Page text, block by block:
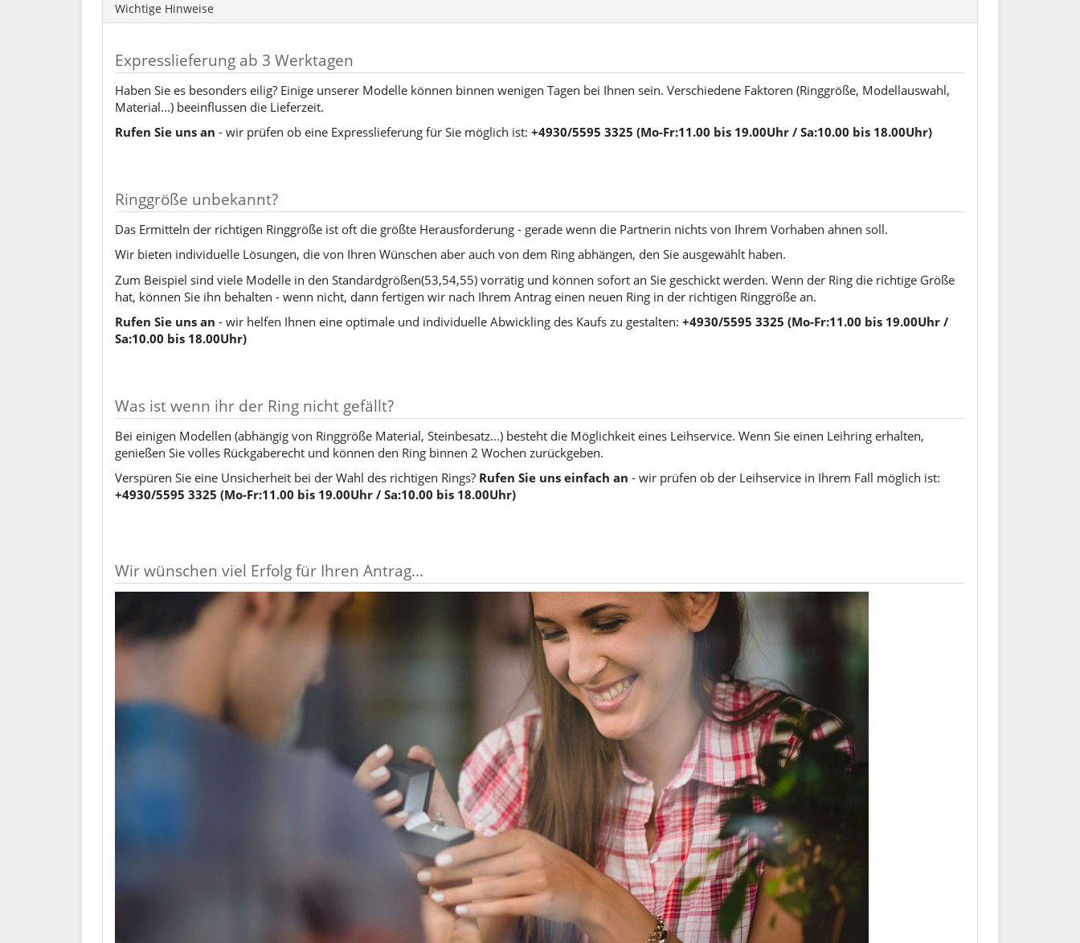
Wichtige Hinweise
Expresslieferung ab 3 Werktagen
Haben Sie es besonders eilig? Einige unserer Modelle können binnen wenigen Tagen bei Ihnen sein. Verschiedene Faktoren (Ringgröße, Modellauswahl,
Material...) beeinflussen die Lieferzeit.
Rufen Sie uns an - wir prüfen ob eine Expresslieferung für Sie möglich ist: +4930/5595 3325 (Mo-Fr:11.00 bis 19.00Uhr / Sa:10.00 bis 18.00Uhr)
Ringgröße unbekannt?
Das Ermitteln der richtigen Ringgröße ist oft die größte Herausforderung - gerade wenn die Partnerin nichts von Ihrem Vorhaben ahnen soll.
Wir bieten individuelle Lösungen, die von Ihren Wünschen aber auch von dem Ring abhängen, den Sie ausgewählt haben.
Zum Beispiel sind viele Modelle in den Standardgrößen(53,54,55) vorrätig und können sofort an Sie geschickt werden. Wenn der Ring die richtige Größe
hat, können Sie ihn behalten - wenn nicht, dann fertigen wir nach Ihrem Antrag einen neuen Ring in der richtigen Ringgröße an.
Rufen Sie uns an - wir helfen Ihnen eine optimale und individuelle Abwickling des Kaufs zu gestalten: +4930/5595 3325 (Mo-Fr:11.00 bis 19.00Uhr /
Sa:10.00 bis 18.00Uhr)
Was ist wenn ihr der Ring nicht gefällt?
Bei einigen Modellen (abhängig von Ringgröße Material, Steinbesatz...) besteht die Möglichkeit eines Leihservice. Wenn Sie einen Leihring erhalten,
genießen Sie volles Rückgaberecht und können den Ring binnen 2 Wochen zurückgeben.
Verspüren Sie eine Unsicherheit bei der Wahl des richtigen Rings? Rufen Sie uns einfach an - wir prüfen ob der Leihservice in Ihrem Fall möglich ist:
+4930/5595 3325 (Mo-Fr:11.00 bis 19.00Uhr / Sa:10.00 bis 18.00Uhr)
Wir wünschen viel Erfolg für Ihren Antrag...